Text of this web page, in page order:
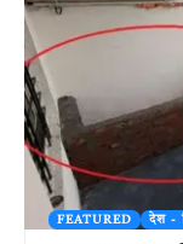
FEATURED देश -